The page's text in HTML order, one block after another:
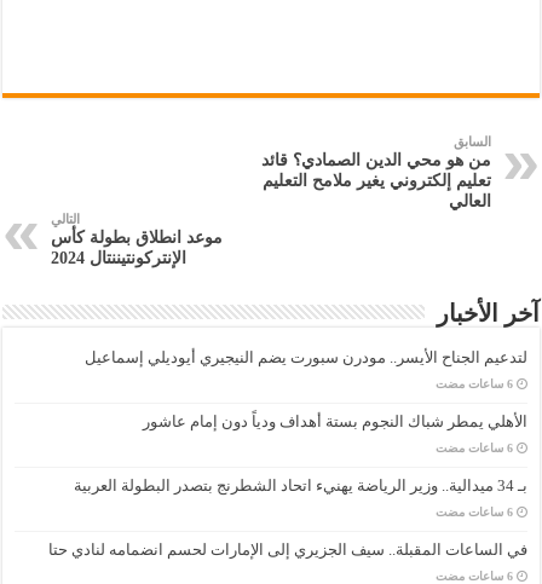
السابق
من هو محي الدين الصمادي؟ قائد
تعليم إلكتروني يغير ملامح التعليم
العالي
التالي
موعد انطلاق بطولة كأس
الإنتركونتيننتال 2024
آخر الأخبار
لتدعيم الجناح الأيسر.. مودرن سبورت يضم النيجيري أيوديلي إسماعيل
‏6 ساعات مضت
الأهلي يمطر شباك النجوم بستة أهداف ودياً دون إمام عاشور
‏6 ساعات مضت
بـ 34 ميدالية.. وزير الرياضة يهنيء اتحاد الشطرنج بتصدر البطولة العربية
‏6 ساعات مضت
في الساعات المقبلة.. سيف الجزيري إلى الإمارات لحسم انضمامه لنادي حتا
‏6 ساعات مضت